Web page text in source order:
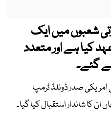
شعبوں میں ایک
کیا ہے اور متعدد
گئے۔
صدر ڈونلڈ ٹرمپ
کا شاندار استقبال کیا گیا۔